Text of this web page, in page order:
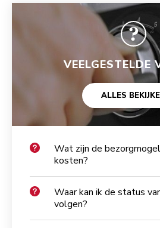
VEELGESTELDE
ALLES
Wat zijn de
kosten?
Waar kan ik de status
volgen?